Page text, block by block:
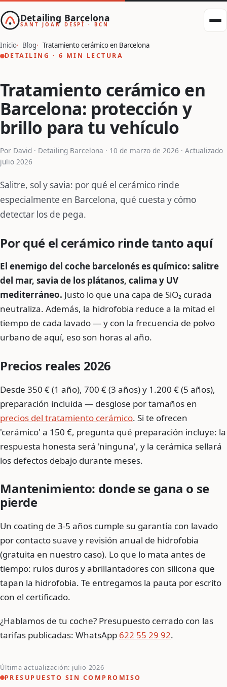
Detailing Barcelona
SANT JOAN DESPÍ · BCN
Inicio Blog Tratamiento cerámico en Barcelona
DETAILING · 6 MIN LECTURA
Tratamiento cerámico en
Barcelona: protección y
brillo para tu vehículo
Por David · Detailing Barcelona · 10 de marzo de 2026 · Actualizado
julio 2026
Salitre, sol y savia: por qué el cerámico rinde
especialmente en Barcelona, qué cuesta y cómo
detectar los de pega.
Por qué el cerámico rinde tanto aquí
El enemigo del coche barcelonés es químico: salitre
del mar, savia de los plátanos, calima y UV
mediterráneo. Justo lo que una capa de SiO₂ curada
neutraliza. Además, la hidrofobia reduce a la mitad el
tiempo de cada lavado — y con la frecuencia de polvo
urbano de aquí, eso son horas al año.
Precios reales 2026
Desde 350 € (1 año), 700 € (3 años) y 1.200 € (5 años),
preparación incluida — desglose por tamaños en
precios del tratamiento cerámico. Si te ofrecen
'cerámico' a 150 €, pregunta qué preparación incluye: la
respuesta honesta será 'ninguna', y la cerámica sellará
los defectos debajo durante meses.
Mantenimiento: donde se gana o se
pierde
Un coating de 3-5 años cumple su garantía con lavado
por contacto suave y revisión anual de hidrofobia
(gratuita en nuestro caso). Lo que lo mata antes de
tiempo: rulos duros y abrillantadores con silicona que
tapan la hidrofobia. Te entregamos la pauta por escrito
con el certificado.
¿Hablamos de tu coche? Presupuesto cerrado con las
tarifas publicadas: WhatsApp 622 55 29 92.
Última actualización: julio 2026
PRESUPUESTO SIN COMPROMISO